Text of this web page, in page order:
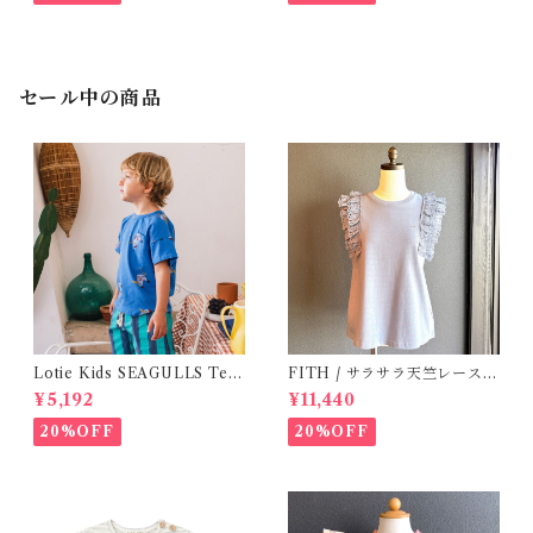
セール中の商品
Lotie Kids SEAGULLS Tee
(12m- 8Y)
¥5,192
20%OFF
FITH / サラサラ天竺レースT
シャツ (BL) / 145・155
¥11,440
20%OFF